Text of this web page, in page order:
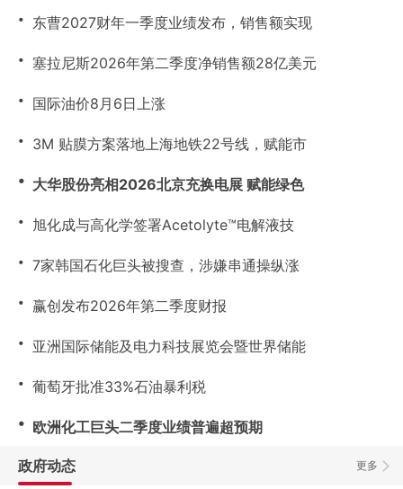
・ 东曹2027财年一季度业绩发布，销售额实现
・ 塞拉尼斯2026年第二季度净销售额28亿美元
・ 国际油价8月6日上涨
・ 3M 贴膜方案落地上海地铁22号线，赋能市
・ 大华股份亮相2026北京充换电展 赋能绿色
・ 旭化成与高化学签署Acetolyte™电解液技
・ 7家韩国石化巨头被搜查，涉嫌串通操纵涨
・ 赢创发布2026年第二季度财报
・ 亚洲国际储能及电力科技展览会暨世界储能
・ 葡萄牙批准33%石油暴利税
・ 欧洲化工巨头二季度业绩普遍超预期
更多
政府动态